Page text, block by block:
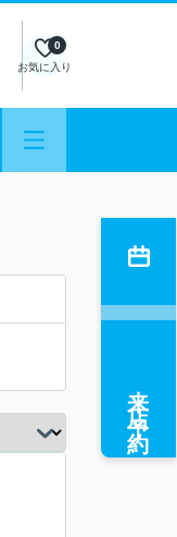
お気に入り
0
来店予約